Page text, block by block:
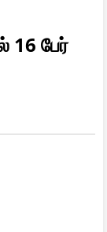
16 பேர்